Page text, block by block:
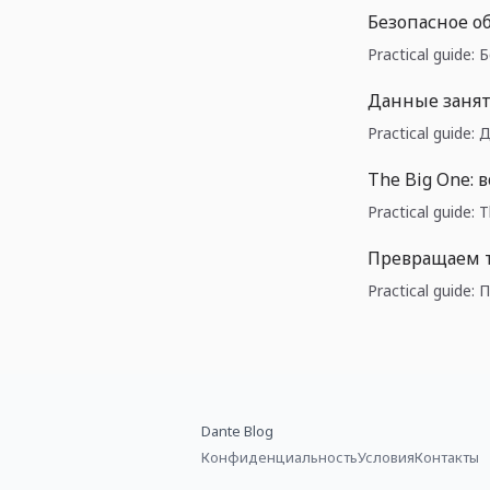
Безопасное
Practical guide:
Данные
Practical guide:
The Big One:
Practical guide:
Превращаем
Practical guide:
Dante Blog
КонфиденциальностьУсловияКонтакты